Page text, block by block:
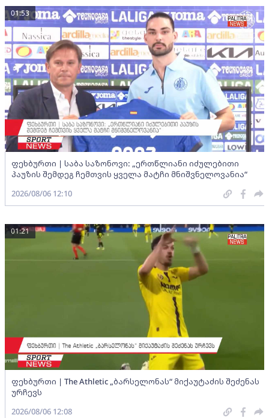
ფეხბურთი | საბა საზონოვი: „ერთწლიანი იძულებითი
პაუზის შემდეგ ჩემთვის ყველა მატჩი მნიშვნელოვანია“
01:53
2026/08/06 12:10
ფეხბურთი | The Athletic „ბარსელონას“ მიქაუტაძის შეძენას
ურჩევს
01:21
2026/08/06 12:08